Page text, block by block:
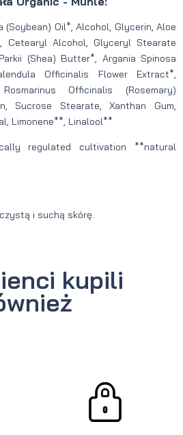
(Soybean) Oil*, Alcohol, Glycerin, Aloe
Cetearyl Alcohol, Glyceryl Stearate
(Shea) Butter*, Argania Spinosa
Officinalis Flower Extract*,
Officinalis (Rosemary)
Sucrose Stearate, Xanthan Gum,
Limonene**, Linalool**
regulated cultivation **natural
i suchą skórę.
kupili